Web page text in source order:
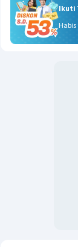
Ikuti